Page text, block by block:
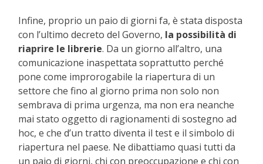
Infine, proprio un paio di giorni fa, è stata disposta
con l’ultimo decreto del Governo, la possibilità di
riaprire le librerie. Da un giorno all’altro, una
comunicazione inaspettata soprattutto perché
pone come improrogabile la riapertura di un
settore che fino al giorno prima non solo non
sembrava di prima urgenza, ma non era neanche
mai stato oggetto di ragionamenti di sostegno ad
hoc, e che d’un tratto diventa il test e il simbolo di
riapertura nel paese. Ne dibattiamo quasi tutti da
un paio di giorni, chi con preoccupazione e chi con